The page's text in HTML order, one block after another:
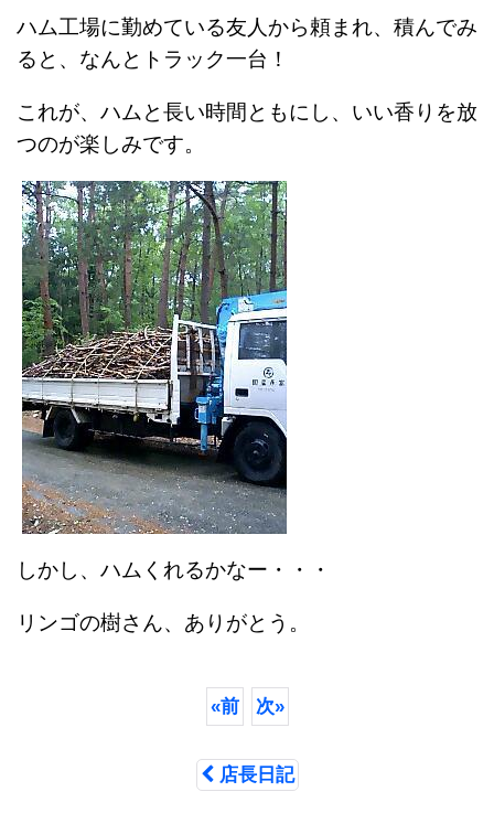
ハム工場に勤めている友人から頼まれ、積んでみ
ると、なんとトラック一台！
これが、ハムと長い時間ともにし、いい香りを放
つのが楽しみです。
しかし、ハムくれるかなー・・・
リンゴの樹さん、ありがとう。
«前 次»
店長日記